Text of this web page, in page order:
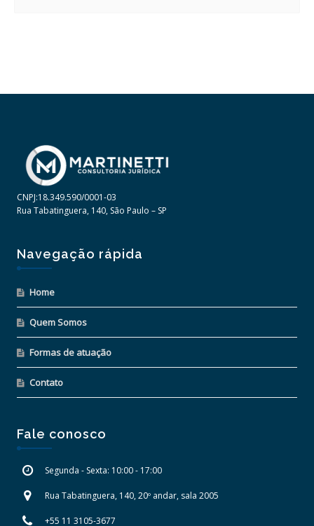
CNPJ:18.349.590/0001-03
Rua Tabatinguera, 140, São Paulo – SP
Navegação rápida
Home
Quem Somos
Formas de atuação
Contato
Fale conosco
Segunda - Sexta: 10:00 - 17:00
Rua Tabatinguera, 140, 20º andar, sala 2005
+55 11 3105-3677